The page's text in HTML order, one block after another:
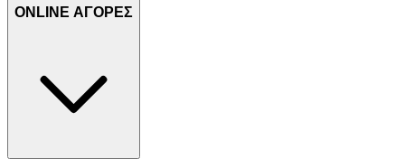
ONLINE ΑΓΟΡΕΣ